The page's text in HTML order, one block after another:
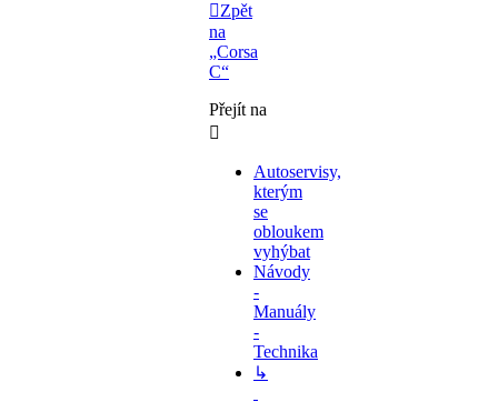
Zpět
na
„Corsa
C“
Přejít na
Autoservisy,
kterým
se
obloukem
vyhýbat
Návody
-
Manuály
-
Technika
↳